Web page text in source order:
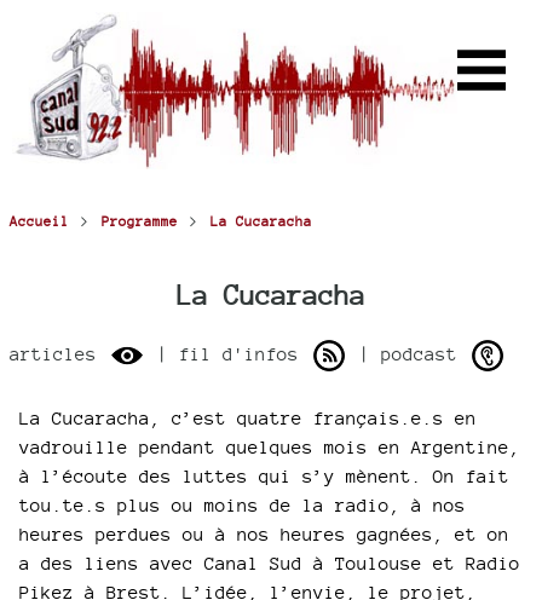
Accueil > Programme > La Cucaracha
La Cucaracha
articles | fil d'infos | podcast
La Cucaracha, c’est quatre français.e.s en
vadrouille pendant quelques mois en Argentine,
à l’écoute des luttes qui s’y mènent. On fait
tou.te.s plus ou moins de la radio, à nos
heures perdues ou à nos heures gagnées, et on
a des liens avec Canal Sud à Toulouse et Radio
Pikez à Brest. L’idée, l’envie, le projet,